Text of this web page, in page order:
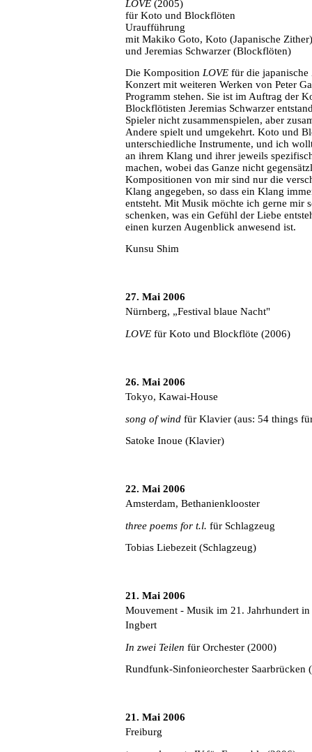
LOVE (2005)
für Koto und Blockflöten
Uraufführung
mit Makiko Goto, Koto (Japanische
und Jeremias Schwarzer (Blockflöten)
Die Komposition LOVE für die
Konzert mit weiteren Werken von Peter
Programm stehen. Sie ist im Auftrag der
Blockflötisten Jeremias Schwarzer
Spieler nicht zusammenspielen, aber
Andere spielt und umgekehrt. Koto und
unterschiedliche Instrumente, und ich
an ihrem Klang und ihrer jeweils
machen, wobei das Ganze nicht
Kompositionen von mir sind nur die
Klang angegeben, so dass ein Klang
entsteht. Mit Musik möchte ich gerne mir
schenken, was ein Gefühl der Liebe
einen kurzen Augenblick anwesend ist.
Kunsu Shim
27. Mai 2006
Nürnberg, „Festival blaue Nacht"
LOVE für Koto und Blockflöte (2006)
26. Mai 2006
Tokyo, Kawai-House
song of wind für Klavier (aus: 54 things
Satoke Inoue (Klavier)
22. Mai 2006
Amsterdam, Bethanienklooster
three poems for t.l. für Schlagzeug
Tobias Liebezeit (Schlagzeug)
21. Mai 2006
Mouvement - Musik im 21. Jahrhundert
Ingbert
In zwei Teilen für Orchester (2000)
Rundfunk-Sinfonieorchester Saarbrücken
21. Mai 2006
Freiburg